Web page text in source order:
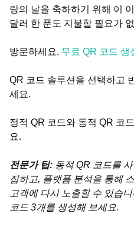
랑의 날을 축하하기 위해 이
달러 한 푼도 지불할 필요가
방문하세요. 무료 QR 코드 생
QR 코드 솔루션을 선택하고
세요.
정적 QR 코드와 동적 QR 코
요.
전문가 팁: 동적 QR 코드를
집하고, 플랫폼 분석을 통해
고객에 다시 노출할 수 있습
코드 3개를 생성해 보세요.